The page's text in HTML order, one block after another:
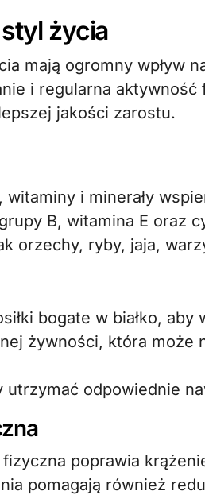
życia
mają ogromny wpływ
i regularna
jakości zarostu.
witaminy i minerały
B, witamina E oraz
orzechy, ryby, jaja,
bogate w białko, aby
żywności, która może
utrzymać odpowiednie
poprawia
pomagają również